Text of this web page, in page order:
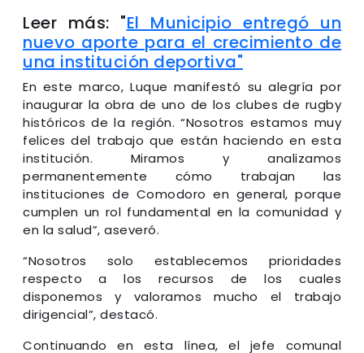
Leer más: "El Municipio entregó un
nuevo aporte para el crecimiento de
una institución deportiva"
En este marco, Luque manifestó su alegría por
inaugurar la obra de uno de los clubes de rugby
históricos de la región. “Nosotros estamos muy
felices del trabajo que están haciendo en esta
institución. Miramos y analizamos
permanentemente cómo trabajan las
instituciones de Comodoro en general, porque
cumplen un rol fundamental en la comunidad y
en la salud”, aseveró.
“Nosotros solo establecemos prioridades
respecto a los recursos de los cuales
disponemos y valoramos mucho el trabajo
dirigencial”, destacó.
Continuando en esta línea, el jefe comunal